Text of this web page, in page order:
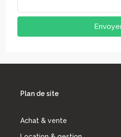
Plan de site
Achat & vente